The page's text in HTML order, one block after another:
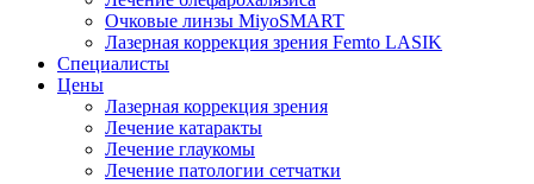
Очковые линзы MiyoSMART
Лазерная коррекция зрения Femto LASIK
Специалисты
Цены
Лазерная коррекция зрения
Лечение катаракты
Лечение глаукомы
Лечение патологии сетчатки